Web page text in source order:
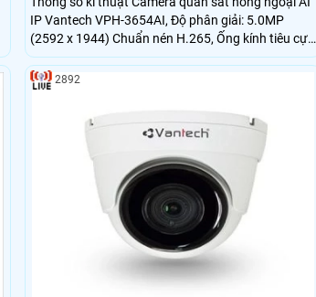
IP Vantech VPH-3654AI, Độ phân giải: 5.0MP
(2592 x 1944) Chuẩn nén H.265, Ống kính tiêu cự
cố định 2.8 ~ 12mm,
2892